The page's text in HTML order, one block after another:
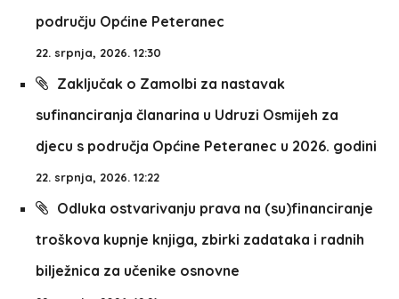
području Općine Peteranec
22. srpnja, 2026. 12:30
Zaključak o Zamolbi za nastavak
sufinanciranja članarina u Udruzi Osmijeh za
djecu s područja Općine Peteranec u 2026. godini
22. srpnja, 2026. 12:22
Odluka ostvarivanju prava na (su)financiranje
troškova kupnje knjiga, zbirki zadataka i radnih
bilježnica za učenike osnovne